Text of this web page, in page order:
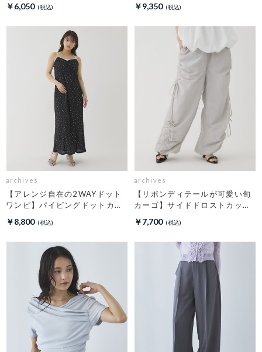
￥6,050 ￥9,350
archives
【アレンジ自在の2WAYドット
ワンピ】パイピングドットカッ
￥8,800
archives
【リボンディテールが可愛い旬
カーゴ】サイドドロストカット
￥7,700